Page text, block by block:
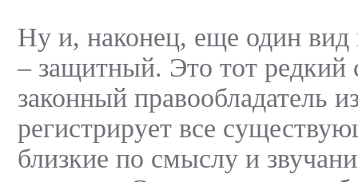
Ну и, наконец, еще один вид
– защитный. Это тот редкий
законный правообладатель
регистрирует все
близкие по смыслу и